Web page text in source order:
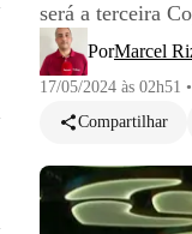
será a terceira
PorMarcel
17/05/2024 às 02h51 •
Compartilhar